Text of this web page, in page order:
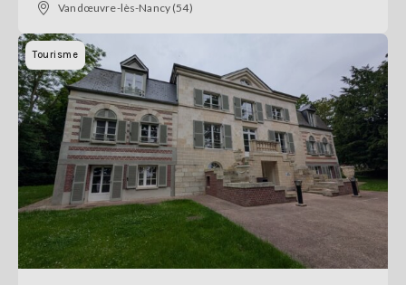
Vandœuvre-lès-Nancy (54)
Tourisme